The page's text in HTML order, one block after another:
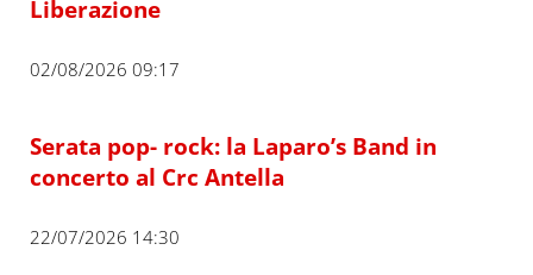
Liberazione
02/08/2026 09:17
Serata pop- rock: la Laparo’s Band in
concerto al Crc Antella
22/07/2026 14:30